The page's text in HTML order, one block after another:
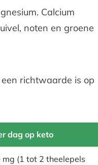
Calcium
noten en groene
richtwaarde is op
dag op keto
(1 tot 2 theelepels